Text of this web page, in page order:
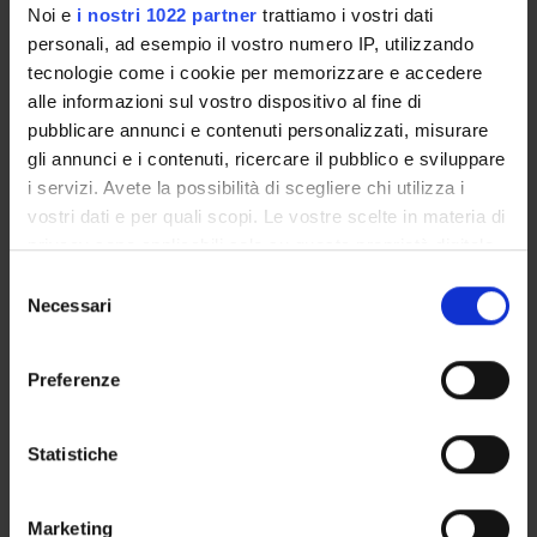
Noi e i nostri 1022 partner trattiamo i vostri dati
personali, ad esempio il vostro numero IP, utilizzando
tecnologie come i cookie per memorizzare e accedere
alle informazioni sul vostro dispositivo al fine di
pubblicare annunci e contenuti personalizzati, misurare
gli annunci e i contenuti, ricercare il pubblico e sviluppare
i servizi. Avete la possibilità di scegliere chi utilizza i
vostri dati e per quali scopi. Le vostre scelte in materia di
privacy sono applicabili solo su questa proprietà digitale
modificare o revocare il proprio consenso in qualsiasi
momento dalla Dichiarazione sui cookie o facendo clic
raccogliere informazioni sulla tua posizione
geografica, con un'approssimazione di qualche
delNecessari
Preferenze
Statistiche
Marketing
SEZIONI
Chimica Biologica
PUBBLICAZIONI
TITOLO
PLP-Dependent Enzymes
Gly161 mutations associated with Primary Hyperoxaluria